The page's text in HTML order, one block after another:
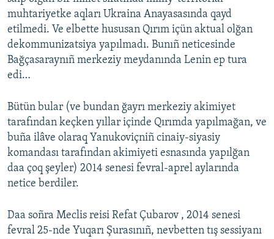
muhtariyetke aqları Ukraina Anayasasında qayd
etilmedi. Ve elbette hususan Qırım içün aktual olğan
dekommunizatsiya yapılmadı. Bunıñ neticesinde
Bağçasaraynıñ merkeziy meydanında Lenin ep tura
edi…
Bütün bular (ve bundan ğayrı merkeziy akimiyet
tarafından keçken yıllar içinde Qırımda yapılmağan, ve
buña ilâve olaraq Yanukoviçniñ cinaiy-siyasiy
komandası tarafından akimiyeti esnasında yapılğan
daa çoq şeyler) 2014 senesi fevral-aprel aylarında
netice berdiler.
Daa soñra Meclis reisi Refat Çubarov , 2014 senesi
fevral 25-nde Yuqarı Şurasınıñ, nevbetten tış sessiyanı